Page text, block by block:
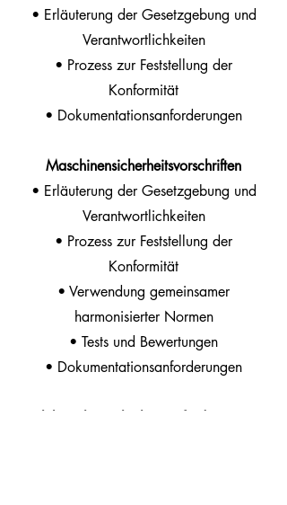
• Erläuterung der Gesetzgebung und
Verantwortlichkeiten
• Prozess zur Feststellung der
Konformität
• Dokumentationsanforderungen
Maschinensicherheitsvorschriften
• Erläuterung der Gesetzgebung und
Verantwortlichkeiten
• Prozess zur Feststellung der
Konformität
• Verwendung gemeinsamer
harmonisierter Normen
• Tests und Bewertungen
• Dokumentationsanforderungen
Elektrische Sicherheitsanforderungen